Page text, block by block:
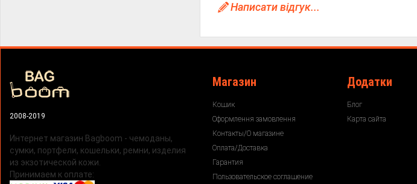
Написати відгук...
2008-2019
Интернет магазин Bagboom - чемоданы,
сумки, портфели, кошельки, ремни, изделия
из экзотической кожи.
Принимаем к оплате:
Магазин
Кошик
Оформлення замовлення
Контакты/О магазине
Оплата/Доставка
Гарантия
Пользовательское соглашение
Додатки
Блог
Карта сайта